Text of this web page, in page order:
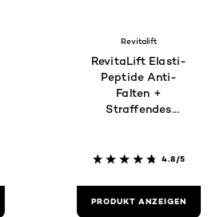
Revitalift
RevitaLift Elasti-
Peptide Anti-
Falten +
Straffendes
4.8/5
PRODUKT ANZEIGEN